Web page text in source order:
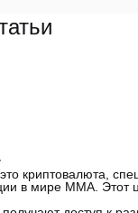
криптовалюта,
в мире ММА. Этот